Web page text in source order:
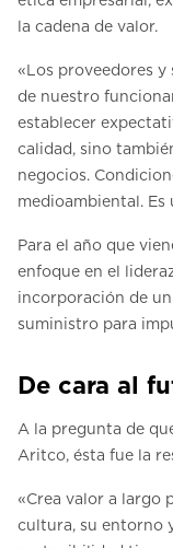
la cadena de valor.
«Los proveedores
de nuestro
establecer
calidad, sino
negocios.
medioambiental. Es
Para el año que
enfoque en el
incorporación de
suministro para
De cara al
A la pregunta de
Aritco, ésta fue la
«Crea valor a largo
cultura, su entorno